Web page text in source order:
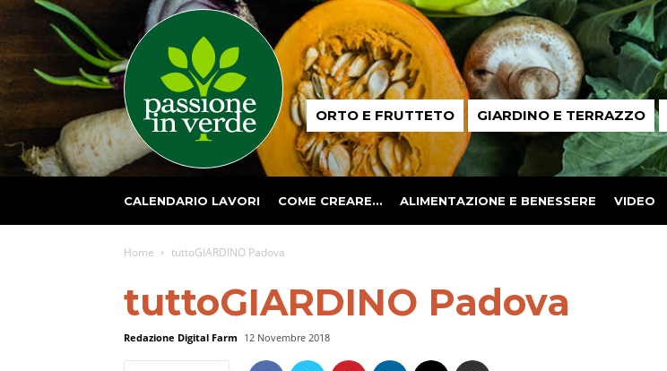
Passione
in ORTO E FRUTTETO GIARDINO E TERRAZZO
CALENDARIO LAVORI COME CREARE… ALIMENTAZIONE E BENESSERE VIDEO
Home tuttoGIARDINO Padova
tuttoGIARDINO Padova
Redazione Digital Farm 12 Novembre 2018